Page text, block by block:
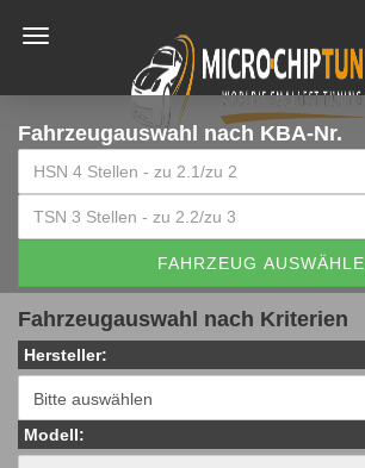
Fahrzeugauswahl nach KBA-Nr.
FAHRZEUG
Fahrzeugauswahl nach Kriterien
Hersteller:
Modell: